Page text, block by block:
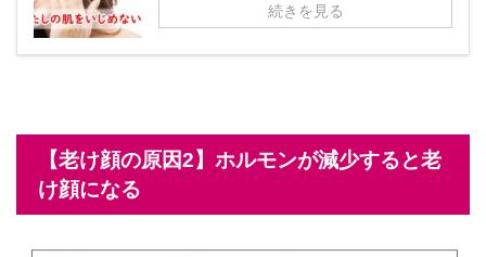
続きを見る
【老け顔の原因2】ホルモンが減少すると老
け顔になる